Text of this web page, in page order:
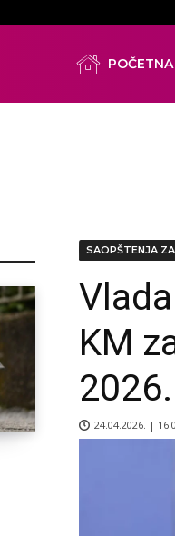
POČETNA
SAOPŠTENJA
KM
24.04.2026. |